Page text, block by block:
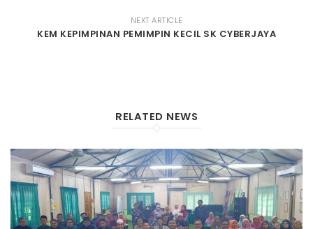
NEXT ARTICLE
KEM KEPIMPINAN PEMIMPIN KECIL SK CYBERJAYA
RELATED NEWS